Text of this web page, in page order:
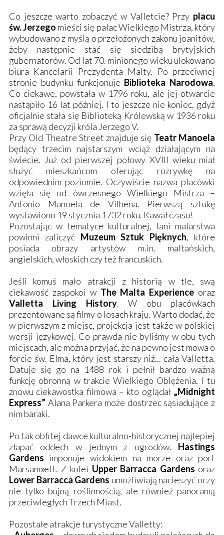
Co jeszcze warto zobaczyć w Valletcie? Przy placu
św. Jerzego mieści się pałac Wielkiego Mistrza, który
wybudowano z myślą o przełożonych zakonu joanitów,
żeby następnie stać się siedzibą brytyjskich
gubernatorów. Od lat 70. minionego wieku ulokowano
biura Kancelarii Prezydenta Malty. Po przeciwnej
stronie budynku funkcjonuje Biblioteka Narodowa.
Co ciekawe, powstała w 1796 roku, ale jej otwarcie
nastąpiło 16 lat później. I to jeszcze nie koniec, gdyż
oficjalnie stała się Biblioteką Królewską w 1936 roku
za sprawą decyzji króla Jerzego V.
Przy Old Theatre Street znajduje się Teatr Manoela
będący trzecim najstarszym wciąż działającym na
świecie. Już od pierwszej połowy XVIII wieku miał
służyć mieszkańcom oferując rozrywkę na
odpowiednim poziomie. Oczywiście nazwa placówki
wzięła się od ówczesnego Wielkiego Mistrza –
Antonio Manoela de Vilhena. Pierwszą sztukę
wystawiono 19 stycznia 1732 roku. Kawał czasu!
Pozostając w tematyce kulturalnej, fani malarstwa
powinni zaliczyć Muzeum Sztuk Pięknych, które
posiada obrazy artystów m.in. maltańskich,
angielskich, włoskich czy też francuskich.
Jeśli komuś mało atrakcji z historią w tle, swą
ciekawość zaspokoi w The Malta Experience oraz
Valletta Living History. W obu placówkach
prezentowane są filmy o losach kraju. Warto dodać, że
w pierwszym z miejsc, projekcja jest także w polskiej
wersji językowej. Co prawda nie byliśmy w obu tych
miejscach, ale można przyjąć, że na pewno jest mowa o
forcie św. Elma, który jest starszy niż... cała Valletta.
Datuje się go na 1488 rok i pełnił bardzo ważną
funkcję obronną w trakcie Wielkiego Oblężenia. I tu
znowu ciekawostka filmowa – kto oglądał „Midnight
Express” Alana Parkera może dostrzec sąsiadujące z
nim baraki.
Po tak obfitej dawce kulturalno-historycznej najlepiej
złapać oddech w jednym z ogrodów. Hastings
Gardens imponuje widokiem na morze oraz port
Marsamxett. Z kolei Upper Barracca Gardens oraz
Lower Barracca Gardens umożliwiają nacieszyć oczy
nie tylko bujną roślinnością, ale również panoramą
przeciwległychTrzech Miast.
Pozostałe atrakcje turystyczne Valletty: